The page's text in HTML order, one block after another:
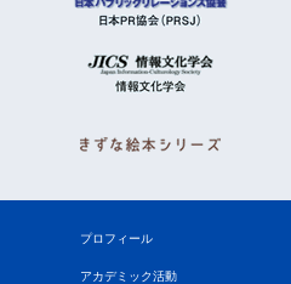
プロフィール
アカデミック活動